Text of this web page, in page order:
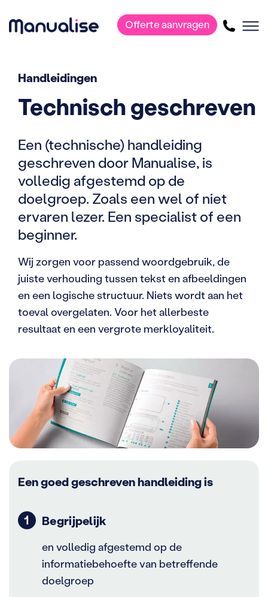
HoofdnavigatieOfferte aanvragen
Handleidingen
Technisch geschreven
Een (technische) handleiding
geschreven door Manualise, is
volledig afgestemd op de
doelgroep. Zoals een wel of niet
ervaren lezer. Een specialist of een
beginner.
Wij zorgen voor passend woordgebruik, de
juiste verhouding tussen tekst en afbeeldingen
en een logische structuur. Niets wordt aan het
toeval overgelaten. Voor het allerbeste
resultaat en een vergrote merkloyaliteit.
Een goed geschreven handleiding is
Begrijpelijk
en volledig afgestemd op de
informatiebehoefte van betreffende
doelgroep